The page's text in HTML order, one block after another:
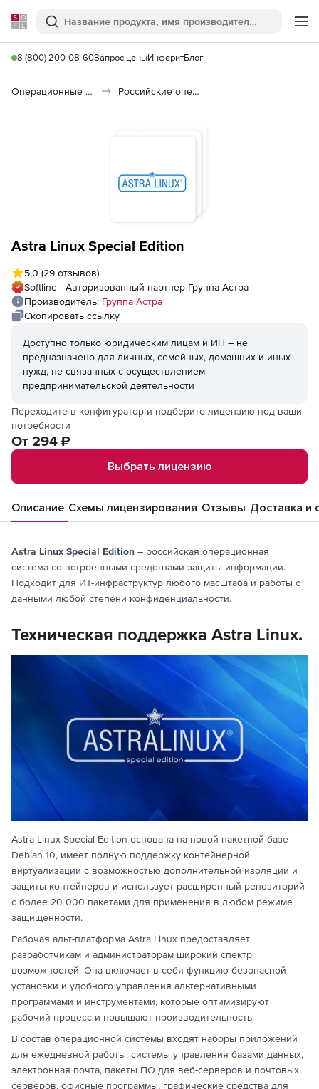
Softline
Поиск
8 (800) 200-08-60Запрос ценыИнферитБлог
Операционные системы Российские операционные системы (Импортозамещение)
Astra Linux Special Edition
5,0 (29 отзывов)
Softline - Авторизованный партнер Группа Астра
Производитель: Группа Астра
Скопировать ссылку
Доступно только юридическим лицам и ИП – не
предназначено для личных, семейных, домашних и иных
нужд, не связанных с осуществлением
предпринимательской деятельности
Переходите в конфигуратор и подберите лицензию под ваши
потребности
От 294 ₽
Выбрать лицензию
Описание Схемы лицензирования Отзывы Доставка и
Astra Linux Special Edition – российская операционная
система со встроенными средствами защиты информации.
Подходит для ИТ-инфраструктур любого масштаба и работы с
данными любой степени конфиденциальности.
Техническая поддержка Astra Linux.
Astra Linux Special Edition основана на новой пакетной базе
Debian 10, имеет полную поддержку контейнерной
виртуализации с возможностью дополнительной изоляции и
защиты контейнеров и использует расширенный репозиторий
с более 20 000 пакетами для применения в любом режиме
защищенности.
Рабочая альт-платформа Astra Linux предоставляет
разработчикам и администраторам широкий спектр
возможностей. Она включает в себя функцию безопасной
установки и удобного управления альтернативными
программами и инструментами, которые оптимизируют
рабочий процесс и повышают производительность.
В состав операционной системы входят наборы приложений
для ежедневной работы: системы управления базами данных,
электронная почта, пакеты ПО для веб-серверов и почтовых
серверов, офисные программы, графические средства для